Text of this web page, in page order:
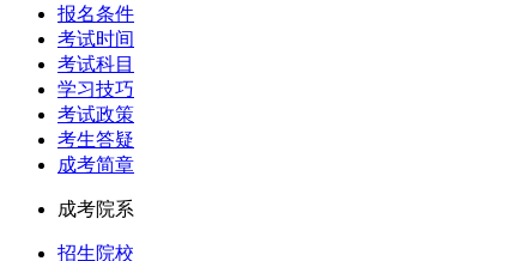
报名条件
考试时间
考试科目
学习技巧
考试政策
考生答疑
成考简章
成考院系
招生院校